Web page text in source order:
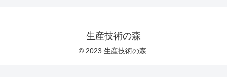
生産技術の森
© 2023 生産技術の森.